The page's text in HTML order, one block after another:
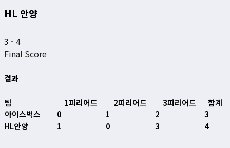
HL 안양
3 - 4
Final Score
결과
팀 1피리어드 2피리어드 3피리어드
합계
아이스벅스
0 1 2
3
HL안양
1 0 3 4